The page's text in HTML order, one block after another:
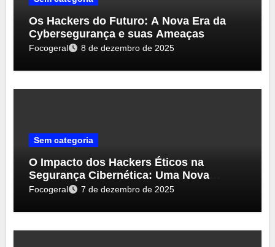
Os Hackers do Futuro: A Nova Era da
Cybersegurança e suas Ameaças
Focogeral 8 de dezembro de 2025
Sem categoria
O Impacto dos Hackers Éticos na
Segurança Cibernética: Uma Nova
Perspectiva
Focogeral 7 de dezembro de 2025